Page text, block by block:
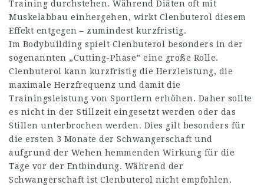
Training durchstehen. Während Diäten oft mit
Muskelabbau einhergehen, wirkt Clenbuterol diesem
Effekt entgegen – zumindest kurzfristig.
Im Bodybuilding spielt Clenbuterol besonders in der
sogenannten „Cutting-Phase” eine große Rolle.
Clenbuterol kann kurzfristig die Herzleistung, die
maximale Herzfrequenz und damit die
Trainingsleistung von Sportlern erhöhen. Daher sollte
es nicht in der Stillzeit eingesetzt werden oder das
Stillen unterbrochen werden. Dies gilt besonders für
die ersten 3 Monate der Schwangerschaft und
aufgrund der Wehen hemmenden Wirkung für die
Tage vor der Entbindung. Während der
Schwangerschaft ist Clenbuterol nicht empfohlen.